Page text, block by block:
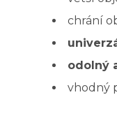
chrání
odolný
vhodný